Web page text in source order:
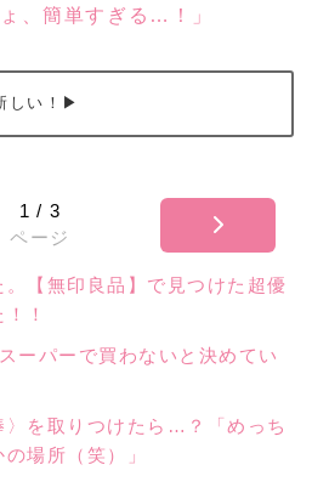
、簡単すぎる…！」
しい！▶
1 / 3
ページ
【無印良品】で見つけた超優
！
ーパーで買わないと決めてい
〉を取りつけたら…？「めっち
場所（笑）」